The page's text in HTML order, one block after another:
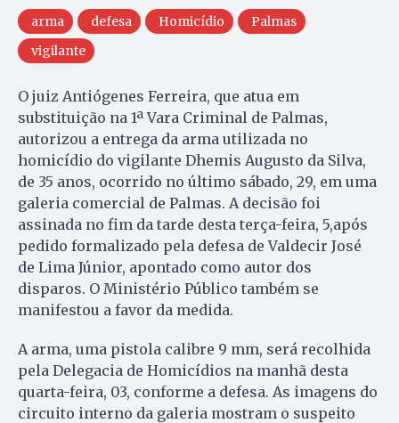
arma defesa Homicídio
Palmas
vigilante
O juiz Antiógenes Ferreira, que atua em
substituição na 1ª Vara Criminal de Palmas,
autorizou a entrega da arma utilizada no
homicídio do vigilante Dhemis Augusto da Silva,
de 35 anos, ocorrido no último sábado, 29, em uma
galeria comercial de Palmas. A decisão foi
assinada no fim da tarde desta terça-feira, 5,após
pedido formalizado pela defesa de Valdecir José
de Lima Júnior, apontado como autor dos
disparos. O Ministério Público também se
manifestou a favor da medida.
A arma, uma pistola calibre 9 mm, será recolhida
pela Delegacia de Homicídios na manhã desta
quarta-feira, 03, conforme a defesa. As imagens do
circuito interno da galeria mostram o suspeito